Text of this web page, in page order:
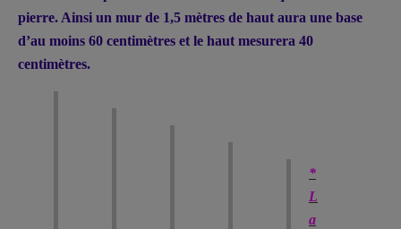
pierre. Ainsi un mur de 1,5 mètres de haut aura une base
d’au moins 60 centimètres et le haut mesurera 40
centimètres.
*
L
a